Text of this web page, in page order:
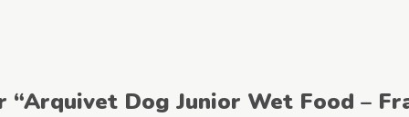
Dog Junior Wet Food –